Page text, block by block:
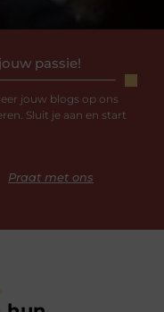
passie!
jouw blogs op ons
Sluit je aan en start
Praat met ons